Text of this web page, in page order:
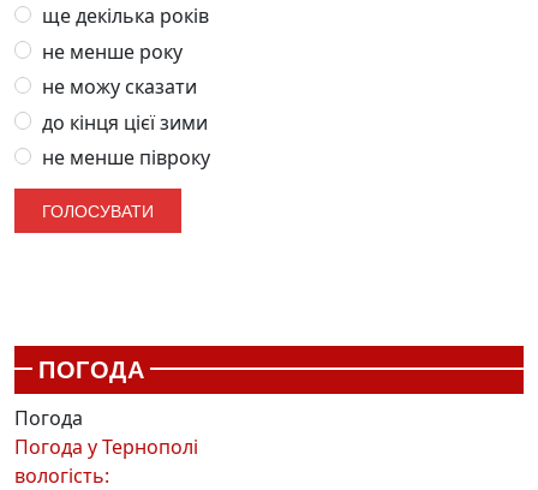
ще декілька років
не менше року
не можу сказати
до кінця цієї зими
не менше півроку
ПОГОДА
Погода
Погода уТернополі
вологість: